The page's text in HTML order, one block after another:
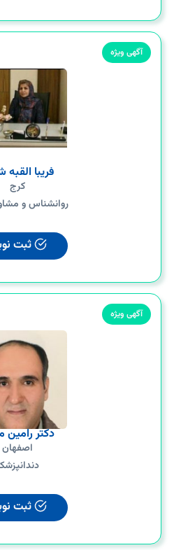
آگهی ویژه
فریبا القبه
کرج
روانشناس و
ثبت
آگهی ویژه
دکتر رامین
اصفهان
ثبت